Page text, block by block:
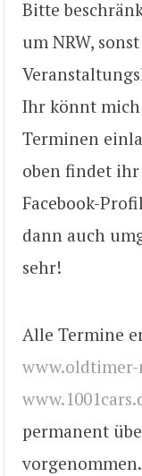
Bitte
um NRW,
Ihr könnt mich
Terminen
oben findet
Facebook-
dann auch
sehr!
Alle Termine
permanent